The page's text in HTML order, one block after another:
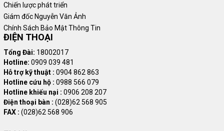
Chiến lược phát triển
Giám đốc Nguyễn Văn Ảnh
Chính Sách Bảo Mật Thông Tin
ĐIỆN THOẠI
Tổng Đài: 18002017
Hotline: 0909 039 481
Hỗ trợ kỹ thuật : 0904 862 863
Hotline cứu hộ : 0988 566 079
Hotline khiếu nại : 0906 208 207
Điện thoại bàn : (028)62 568 905
FAX : (028)62 568 906